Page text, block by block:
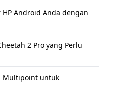
HP Android Anda dengan
2 Pro yang Perlu
Multipoint untuk